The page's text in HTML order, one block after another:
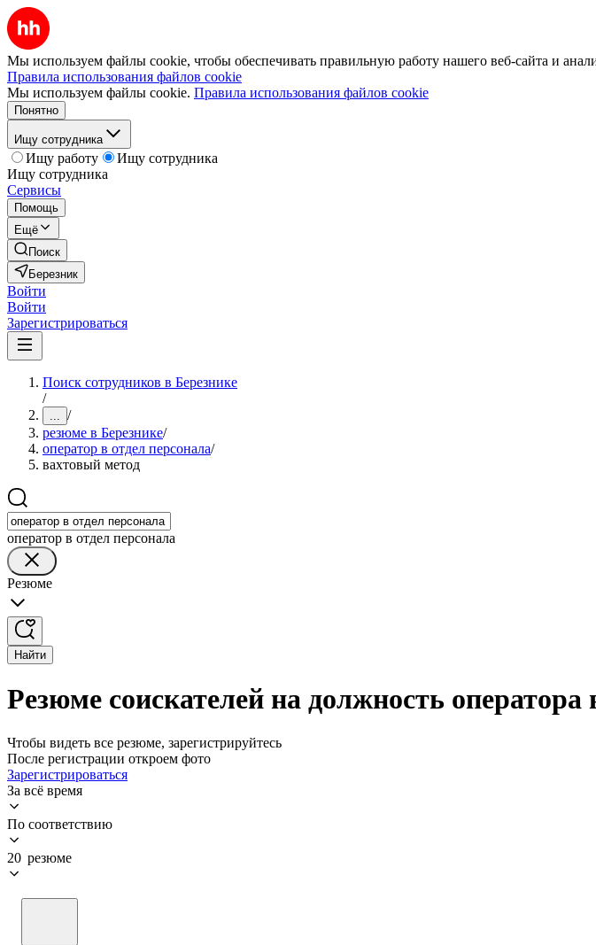
Мы используем файлы cookie, чтобы обеспечивать правильную работу нашего веб-сайта и
Правила использования файлов cookie
Мы используем файлы cookie. Правила использования файлов cookie
Понятно
Ищу сотрудника
Ищу работу
Ищу сотрудника
Ищу сотрудника
Сервисы
Помощь
Ещё
Поиск
Березник
Войти
Войти
Зарегистрироваться
Поиск сотрудников в Березнике
/
... /
резюме в Березнике/
оператор в отдел персонала/
вахтовый метод
оператор в отдел персонала
Резюме
Найти
Резюме соискателей на должность оператора
Чтобы видеть все резюме, зарегистрируйтесь
После регистрации откроем фото
Зарегистрироваться
За всё время
По соответствию
20 резюме